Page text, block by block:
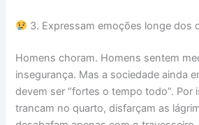
3. Expressam emoções longe dos
Homens choram. Homens sentem
insegurança. Mas a sociedade ainda
devem ser “fortes o tempo todo”. Por
trancam no quarto, disfarçam as